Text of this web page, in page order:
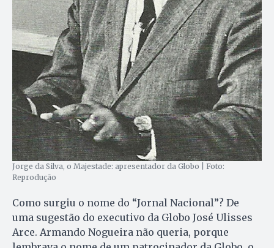
Jorge da Silva, o Majestade: apresentador da Globo | Foto:
Reprodução
Como surgiu o nome do “Jornal Nacional”? De
uma sugestão do executivo da Globo José Ulisses
Arce. Armando Nogueira não queria, porque